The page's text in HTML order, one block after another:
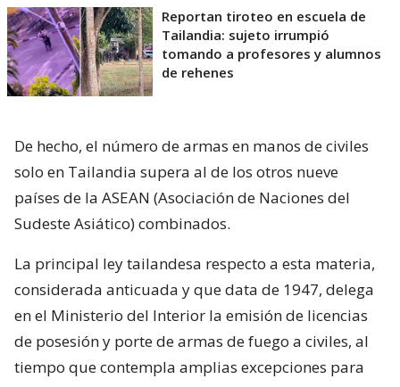
Reportan tiroteo en escuela de
Tailandia: sujeto irrumpió
tomando a profesores y alumnos
de rehenes
De hecho, el número de armas en manos de civiles
solo en Tailandia supera al de los otros nueve
países de la ASEAN (Asociación de Naciones del
Sudeste Asiático) combinados.
La principal ley tailandesa respecto a esta materia,
considerada anticuada y que data de 1947, delega
en el Ministerio del Interior la emisión de licencias
de posesión y porte de armas de fuego a civiles, al
tiempo que contempla amplias excepciones para